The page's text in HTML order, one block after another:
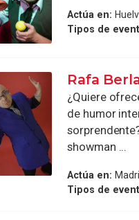
Actúa en:
Tipos de
Rafa
¿Quiere
de humor
showman ...
Actúa en:
Tipos de